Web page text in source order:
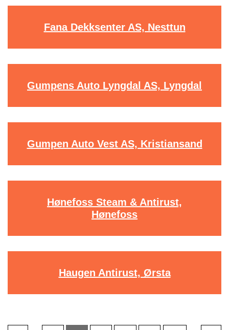
Fana Dekksenter AS, Nesttun
Gumpens Auto Lyngdal AS, Lyngdal
Gumpen Auto Vest AS, Kristiansand
Hønefoss Steam & Antirust,
Hønefoss
Haugen Antirust, Ørsta